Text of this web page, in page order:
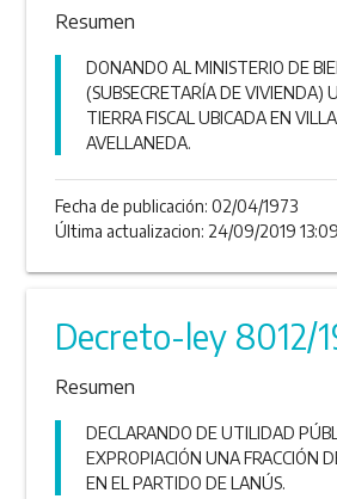
Resumen
DONANDO AL MINISTERIO DE
(SUBSECRETARÍA DE VIVIENDA)
TIERRA FISCAL UBICADA EN
AVELLANEDA.
Fecha de publicación:02/04/1973
Última actualizacion: 24/09/2019 13:09
Decreto-ley 8012/
Resumen
DECLARANDO DE UTILIDAD
EXPROPIACIÓN UNA FRACCIÓN
EN EL PARTIDO DE LANÚS.